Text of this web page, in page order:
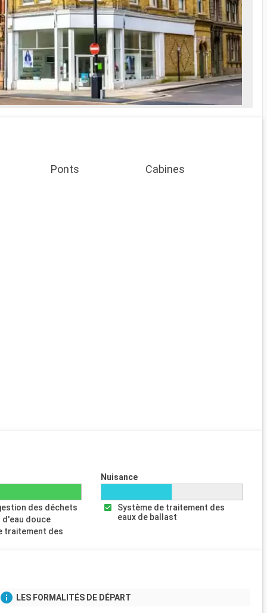
Ponts Cabines
des déchets
douce
traitement des
Nuisance
Système de traitement des
eaux de ballast
LES FORMALITÉS DE DÉPART